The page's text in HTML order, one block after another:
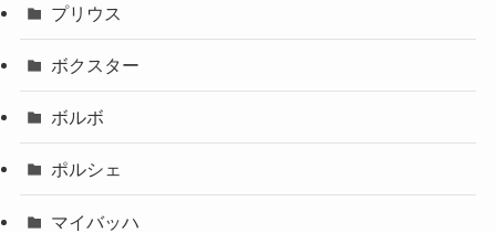
プリウス
ボクスター
ボルボ
ポルシェ
マイバッハ